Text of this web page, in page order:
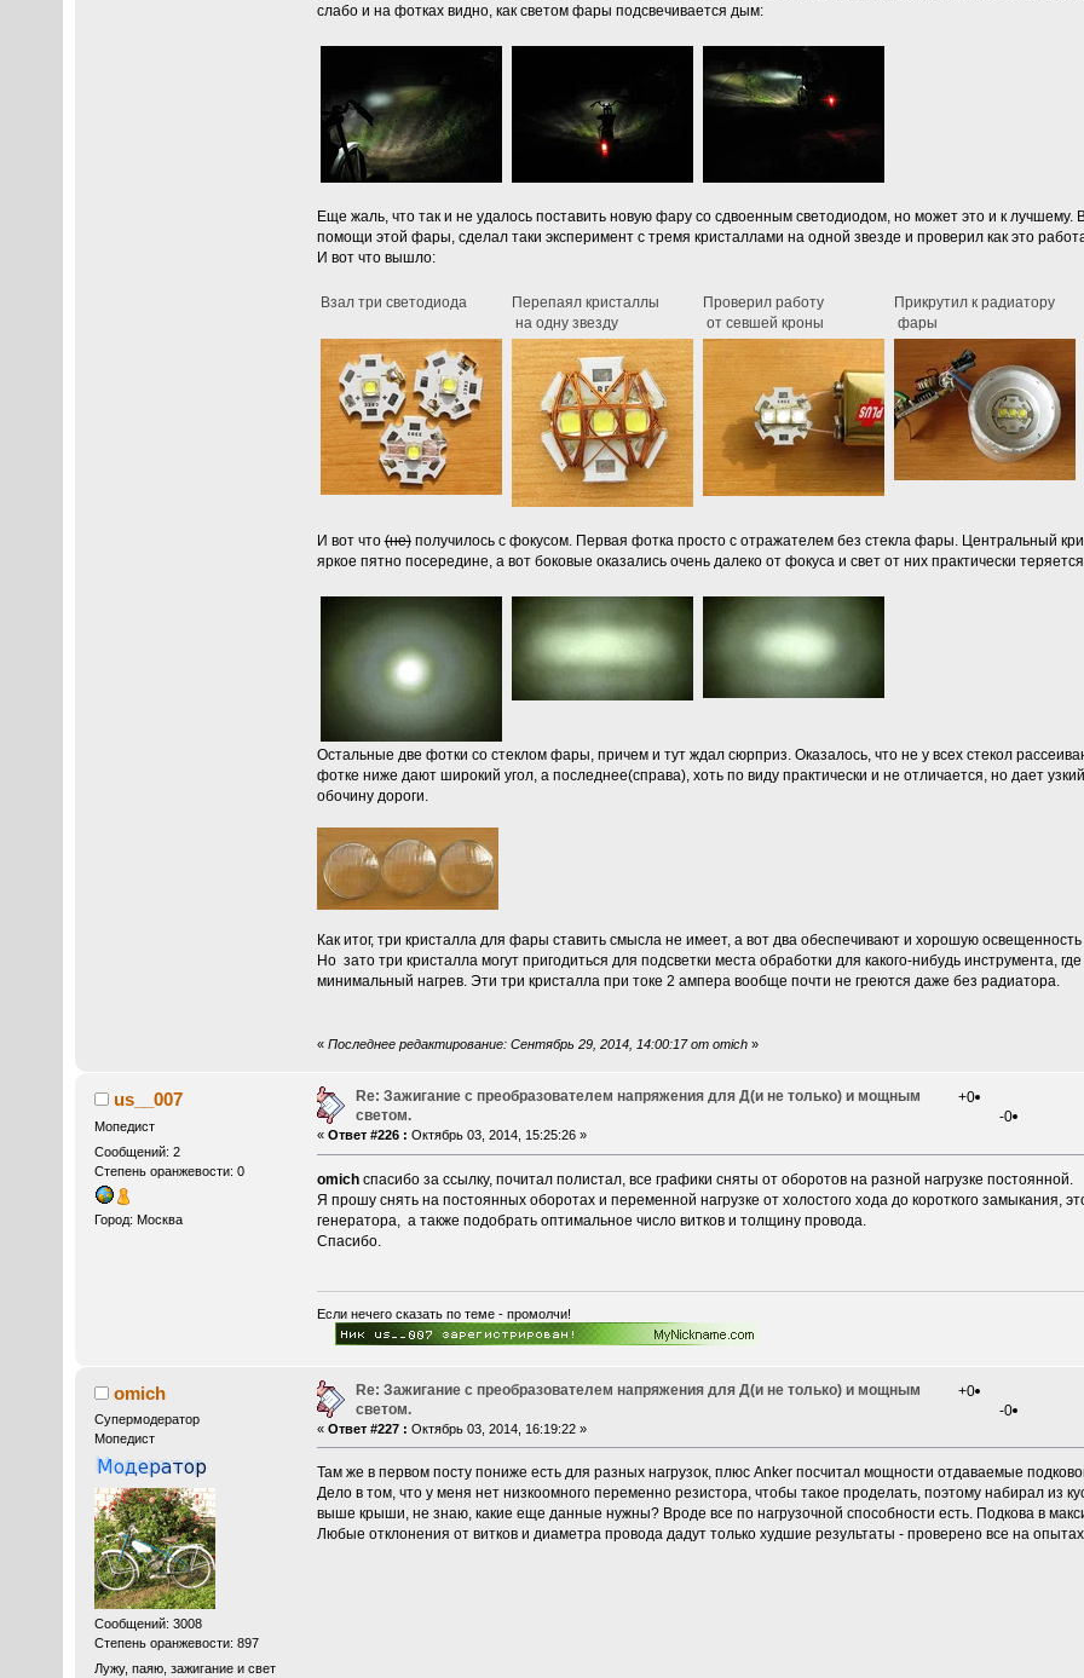
слабо и на фотках видно, как светом фары подсвечивается дым:
Еще жаль, что так и не удалось поставить новую фару со сдвоенным светодиодом, но может это и к лучшему.
помощи этой фары, сделал таки эксперимент с тремя кристаллами на одной звезде и проверил как это
И вот что вышло:
Взал три светодиода
Перепаял кристаллы
на одну звезду
Проверил работу
от севшей кроны
Прикрутил к радиатору
фары
И вот что(не)получилось с фокусом. Первая фотка просто с отражателем без стекла фары. Центральный
яркое пятно посередине, а вот боковые оказались очень далеко от фокуса и свет от них практически
Остальные две фотки со стеклом фары, причем и тут ждал сюрприз. Оказалось, что не у всех стекол
фотке ниже дают широкий угол, а последнее(справа), хоть по виду практически и не отличается, но дает
обочину дороги.
Как итог, три кристалла для фары ставить смысла не имеет, а вот два обеспечивают и хорошую
Но зато три кристалла могут пригодиться для подсветки места обработки для какого-нибудь инструмента,
минимальный нагрев. Эти три кристалла при токе 2 ампера вообще почти не греются даже без радиатора.
« Последнее редактирование: Сентябрь 29, 2014, 14:00:17 от omich»
us__007
Мопедист
Сообщений: 2
Степень оранжевости: 0
Город: Москва
Re: Зажигание с преобразователем напряжения для Д(и не только) и мощным
светом.
« Ответ #226 : Октябрь 03, 2014, 15:25:26 »
+0
-0
omichспасибо за ссылку, почитал полистал, все графики сняты от оборотов на разной нагрузке постоянной.
Я прошу снять на постоянных оборотах и переменной нагрузке от холостого хода до короткого замыкания,
генератора, а также подобрать оптимальное число витков и толщину провода.
Спасибо.
Если нечего сказать по теме - промолчи!
omich
Супермодератор
Мопедист
Сообщений: 3008
Степень оранжевости: 897
Лужу, паяю, зажигание и свет
Re: Зажигание с преобразователем напряжения для Д(и не только) и мощным
светом.
« Ответ #227 : Октябрь 03, 2014, 16:19:22 »
+0
-0
Там же в первом посту пониже есть для разных нагрузок, плюс Anker посчитал мощности отдаваемые
Дело в том, что у меня нет низкоомного переменно резистора, чтобы такое проделать, поэтому набирал из
выше крыши, не знаю, какие еще данные нужны? Вроде все по нагрузочной способности есть. Подкова в
Любые отклонения от витков и диаметра провода дадут только худшие результаты - проверено все на